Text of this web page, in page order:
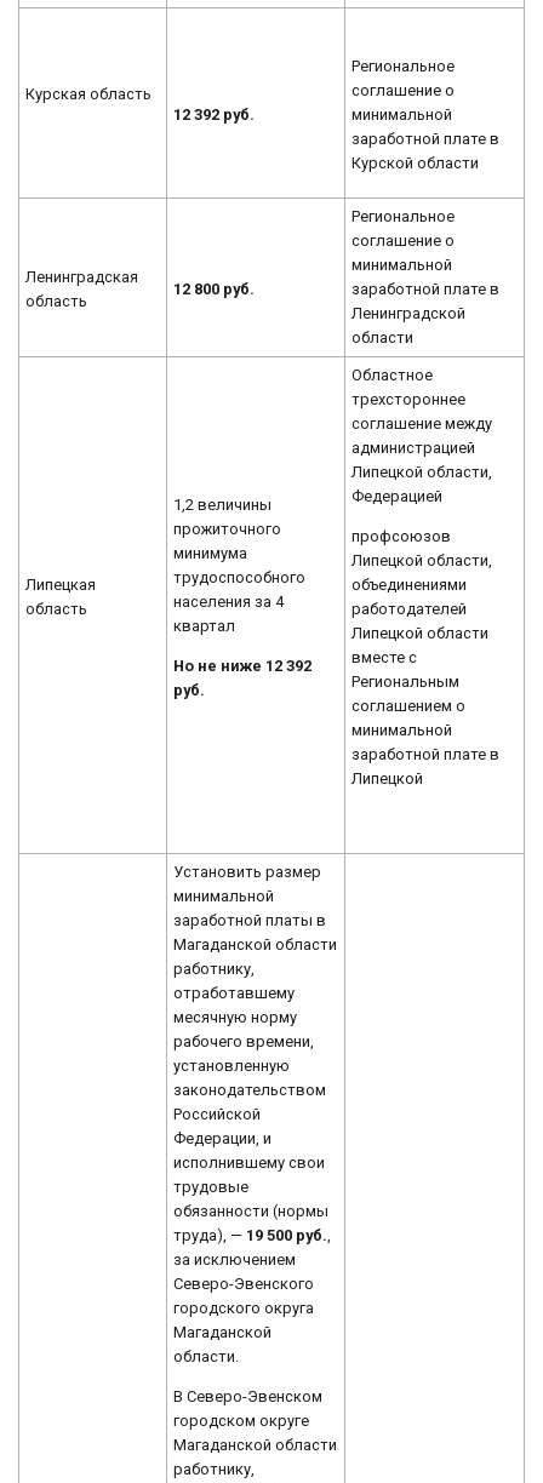
Курская область
12 392 руб.
Региональное
соглашение о
минимальной
заработной плате в
Курской области
Ленинградская
область
12 800 руб.
Региональное
соглашение о
минимальной
заработной плате в
Ленинградской
области
Липецкая
область
1,2 величины
прожиточного
минимума
трудоспособного
населения за 4
квартал
Но не ниже 12 392
руб.
Областное
трехстороннее
соглашение между
администрацией
Липецкой области,
Федерацией
профсоюзов
Липецкой области,
объединениями
работодателей
Липецкой области
вместе с
Региональным
соглашением о
минимальной
заработной плате в
Липецкой
Установить размер
минимальной
заработной платы в
Магаданской области
работнику,
отработавшему
месячную норму
рабочего времени,
установленную
законодательством
Российской
Федерации, и
исполнившему свои
трудовые
обязанности (нормы
труда), — 19 500 руб.,
за исключением
Северо-Эвенского
городского округа
Магаданской
области.
В Северо-Эвенском
городском округе
Магаданской области
работнику,